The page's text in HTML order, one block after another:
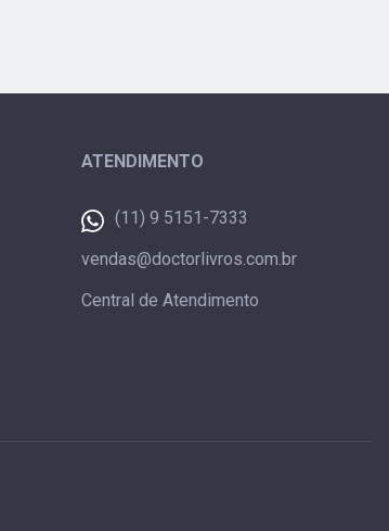
ATENDIMENTO
(11) 9 5151-7333
vendas@doctorlivros.com.br
Central de Atendimento